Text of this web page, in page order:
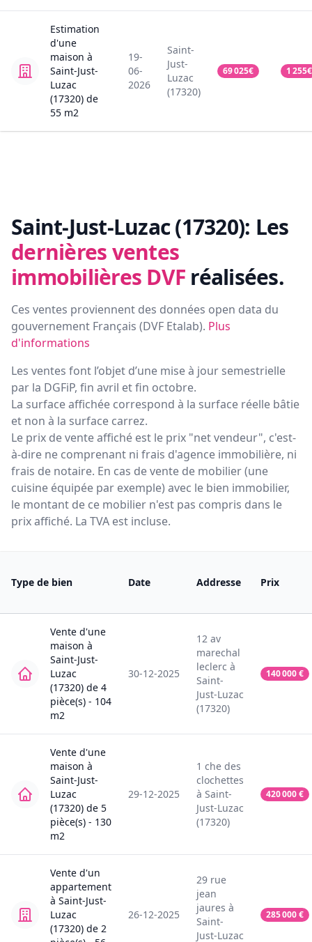
Estimation
d'une
maison à
Saint-Just-
Luzac
(17320) de
55 m2
19-
06-
2026
Saint-
Just-
Luzac
(17320)
69 025€ 1 255€
Saint-Just-Luzac (17320): Les
dernières ventes
immobilières DVF réalisées.
Ces ventes proviennent des données open data du
gouvernement Français (DVF Etalab). Plus
d'informations
Les ventes font l’objet d’une mise à jour semestrielle
par la DGFiP, fin avril et fin octobre.
La surface affichée correspond à la surface réelle bâtie
et non à la surface carrez.
Le prix de vente affiché est le prix "net vendeur", c'est-
à-dire ne comprenant ni frais d'agence immobilière, ni
frais de notaire. En cas de vente de mobilier (une
cuisine équipée par exemple) avec le bien immobilier,
le montant de ce mobilier n'est pas compris dans le
prix affiché. La TVA est incluse.
Type de bien Date Addresse Prix
Vente d'une
maison à
Saint-Just-
Luzac
(17320) de 4
pièce(s) - 104
m2
30-12-2025
12 av
marechal
leclerc à
Saint-
Just-Luzac
(17320)
140 000€
Vente d'une
maison à
Saint-Just-
Luzac
(17320) de 5
pièce(s) - 130
m2
29-12-2025
1 che des
clochettes
à Saint-
Just-Luzac
(17320)
420 000€
Vente d'un
appartement
à Saint-Just-
Luzac
(17320) de 2
26-12-2025
29 rue
jean
jaures à
Saint-
Just-Luzac
285 000€